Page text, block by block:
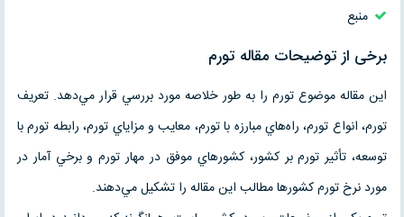
منبع
برخی از توضیحات مقاله تورم
اين مقاله موضوع تورم را به طور خلاصه مورد بررسي قرار مي‌دهد. تعريف
تورم، انواع تورم، راه‌هاي مبارزه با تورم، معايب و مزاياي تورم، رابطه تورم با
توسعه، تأثير تورم بر كشور، كشورهاي موفق در مهار تورم و برخي آمار در
مورد نرخ تورم كشورها مطالب اين مقاله را تشكيل مي‌دهند.